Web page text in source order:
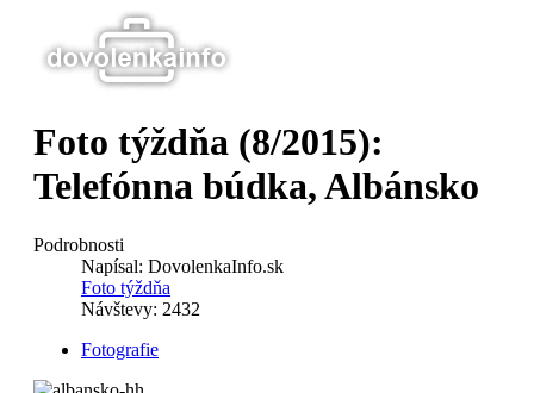
Austrália
Ázia
Amerika
Články
Foto týždňa
Cestovné poistenie
Cestovné kancelárie
Foto týždňa (8/2015):
Telefónna búdka, Albánsko
Podrobnosti
Napísal: DovolenkaInfo.sk
Foto týždňa
Návštevy: 2432
Fotografie